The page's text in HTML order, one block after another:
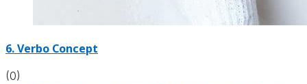
6. Verbo Concept
(0)